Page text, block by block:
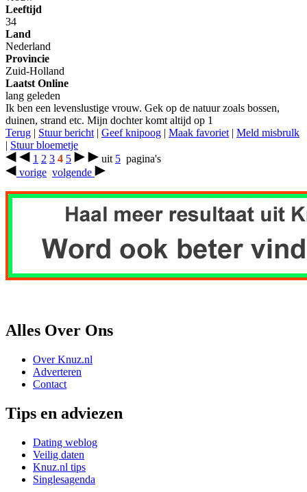
Leeftijd
34
Land
Nederland
Provincie
Zuid-Holland
Laatst Online
lang geleden
Ik ben een levenslustige vrouw. Gek op de natuur zoals bossen,
duinen, strand etc. Mijn dochter komt altijd op 1
Terug | Stuur bericht | Geef knipoog | Maak favoriet | Meld misbrulk
| Stuur bloemetje
1 2 3 4 5 uit 5 pagina's
vorige volgende
Alles Over Ons
Over Knuz.nl
Adverteren
Contact
Tips en adviezen
Dating weblog
Veilig daten
Knuz.nl tips
Singlesagenda